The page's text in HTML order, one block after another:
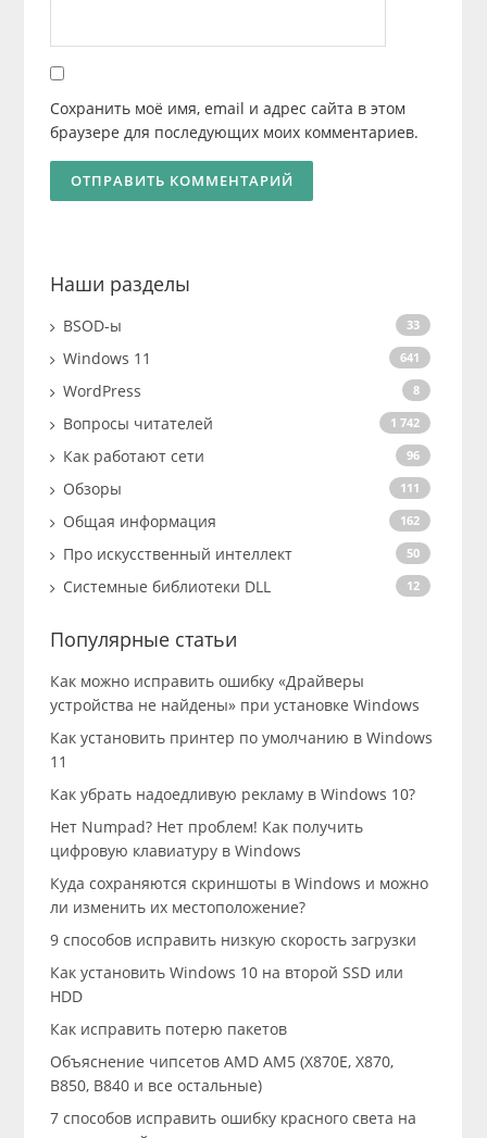
Сохранить моё имя, email и адрес сайта в этом
браузере для последующих моих комментариев.
Наши разделы
BSOD-ы 33
Windows 11 641
WordPress 8
Вопросы читателей 1 742
Как работают сети 96
Обзоры 111
Общая информация 162
Про искусственный интеллект 50
Системные библиотеки DLL 12
Популярные статьи
Как можно исправить ошибку «Драйверы
устройства не найдены» при установке Windows
Как установить принтер по умолчанию в Windows
11
Как убрать надоедливую рекламу в Windows 10?
Нет Numpad? Нет проблем! Как получить
цифровую клавиатуру в Windows
Куда сохраняются скриншоты в Windows и можно
ли изменить их местоположение?
9 способов исправить низкую скорость загрузки
Как установить Windows 10 на второй SSD или
HDD
Как исправить потерю пакетов
Объяснение чипсетов AMD AM5 (X870E, X870,
B850, B840 и все остальные)
7 способов исправить ошибку красного света на